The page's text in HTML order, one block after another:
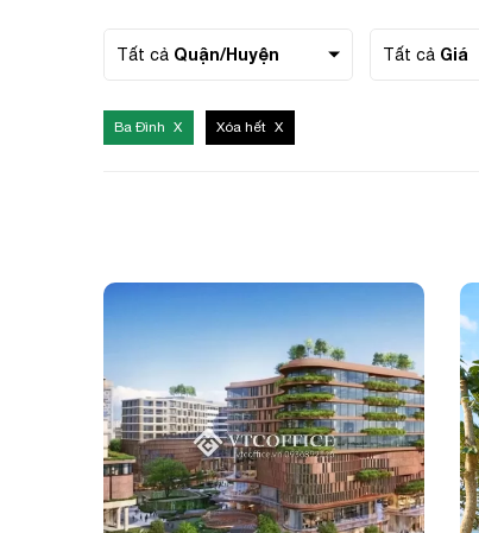
Tất cả Quận/Huyện Tất cả Giá
Ba Đình Xóa hết